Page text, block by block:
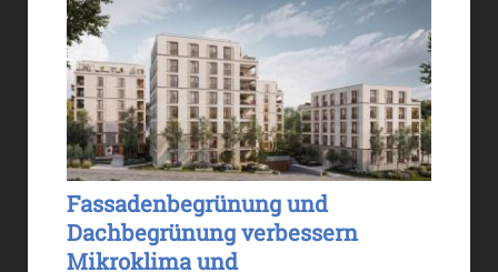
Fassadenbegrünung und
Dachbegrünung verbessern
Mikroklima und